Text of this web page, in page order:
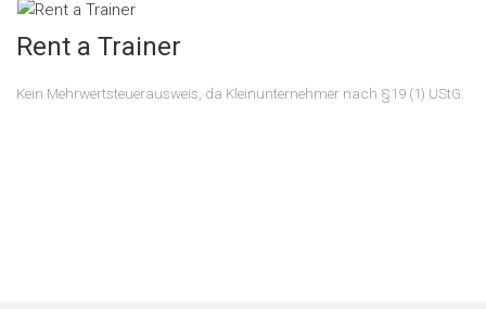
Rent a Trainer
Kein Mehrwertsteuerausweis, da Kleinunternehmer nach §19 (1) UStG.